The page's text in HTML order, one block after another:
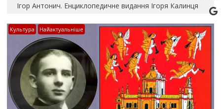
Ігор Антонич. Енциклопедичне видання Ігоря Калинця
Культура Найактуальніше